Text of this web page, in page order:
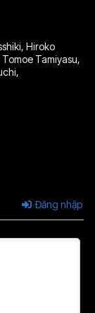
, Hiroko
Tomoe Tamiyasu,
,
Đăng nhập